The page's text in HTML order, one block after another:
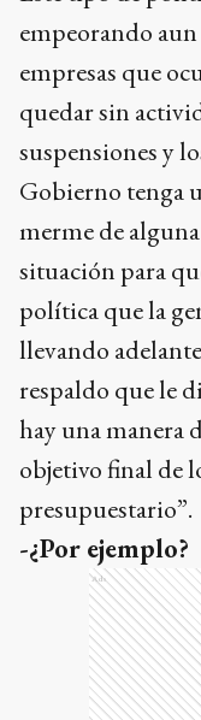
empeorando
empresas que
quedar sin
suspensiones y
Gobierno tenga
merme de
situación para
política que la
llevando
respaldo que le
hay una manera
objetivo final de
presupuestario”.
-¿Por ejemplo?
Ads